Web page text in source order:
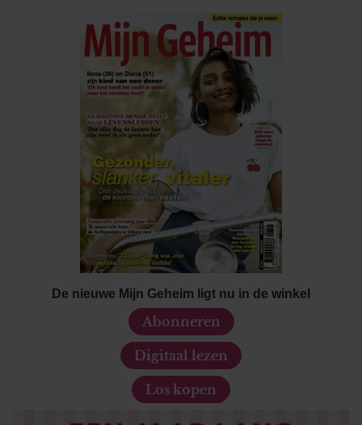
De nieuwe Mijn Geheim ligt nu in de winkel
Abonneren
Digitaal lezen
Los kopen